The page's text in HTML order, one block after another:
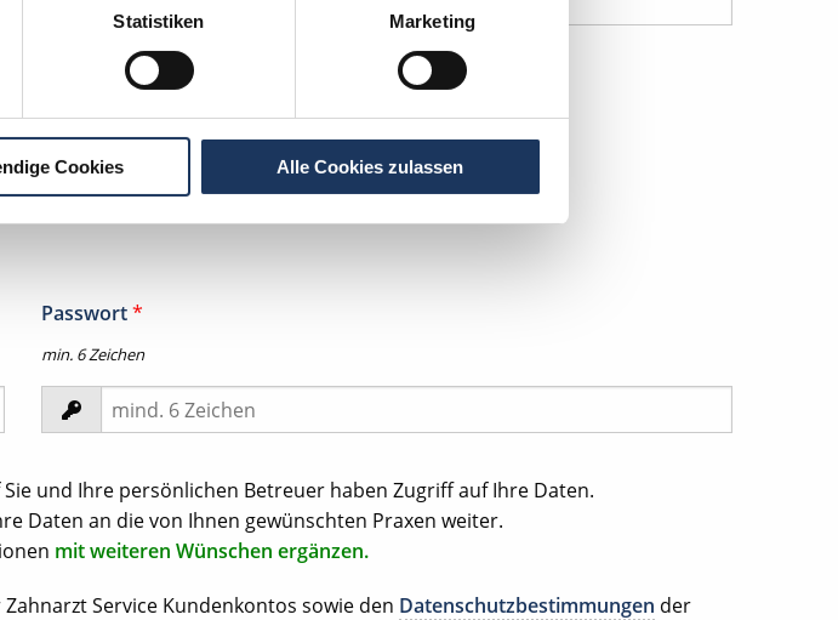
Statistiken Marketing
Cookies Alle Cookies zulassen
Passwort*
min. 6 Zeichen
und Ihre persönlichen Betreuer haben Zugriff auf Ihre Daten.
Daten an die von Ihnen gewünschten Praxen weiter.
mit weiteren Wünschen ergänzen.
Service Kundenkontos sowie den Datenschutzbestimmungen der